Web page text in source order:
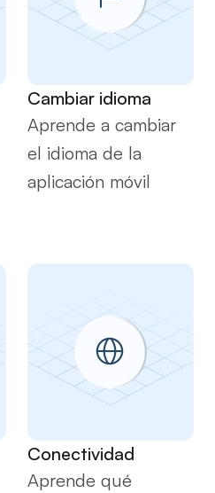
Cambiar idioma
Aprende a cambiar
el idioma de la
aplicación móvil
Conectividad
Aprende qué